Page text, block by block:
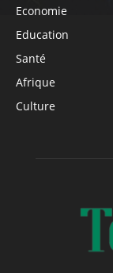
Economie
Education
Santé
Afrique
Culture